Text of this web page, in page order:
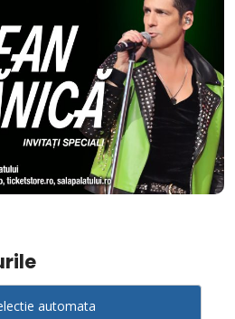
automata